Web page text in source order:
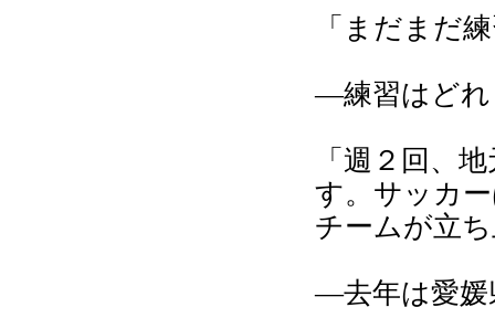
「まだまだ
―練習はどれ
「週２回、
す。サッカ
チームが立
―去年は愛媛